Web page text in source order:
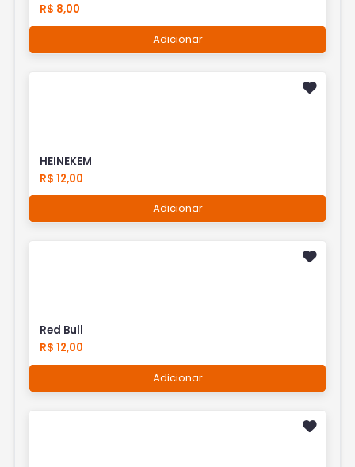
R$ 8,00
Adicionar
HEINEKEM
R$ 12,00
Adicionar
Red Bull
R$ 12,00
Adicionar